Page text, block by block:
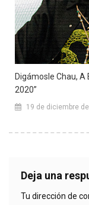
Digámosle Chau, A
2020”
19 de diciembre
Deja una
Tu dirección de